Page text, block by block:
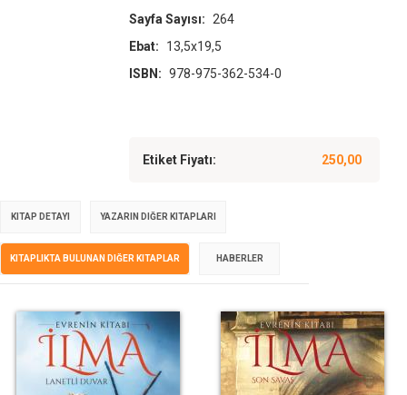
Sayfa Sayısı:
264
Ebat:
13,5x19,5
ISBN: 978-975-362-534-0
Etiket Fiyatı: 250,00
KITAP DETAYI YAZARIN DIĞER KITAPLARI
KITAPLIKTA BULUNAN DIĞER KITAPLAR HABERLER